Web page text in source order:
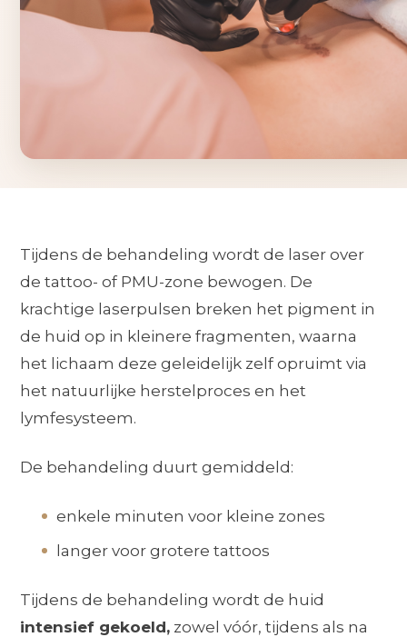
Tijdens de behandeling wordt de laser over
de tattoo- of PMU-zone bewogen. De
krachtige laserpulsen breken het pigment in
de huid op in kleinere fragmenten, waarna
het lichaam deze geleidelijk zelf opruimt via
het natuurlijke herstelproces en het
lymfesysteem.
De behandeling duurt gemiddeld:
enkele minuten voor kleine zones
langer voor grotere tattoos
Tijdens de behandeling wordt de huid
intensief gekoeld, zowel vóór, tijdens als na